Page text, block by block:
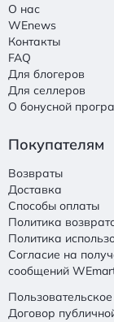
О нас
WEnews
Контакты
FAQ
Для блогеров
Для селлеров
О бонусной
Покупателям
Возвраты
Доставка
Способы оплаты
Политика
Политика
Согласие на
сообщений
Договор